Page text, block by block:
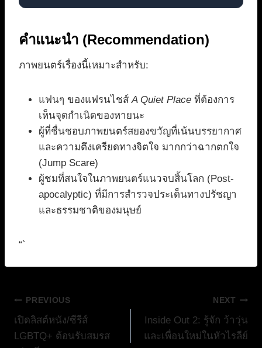
คำแนะนำ (Recommendation)
ภาพยนตร์เรื่องนี้เหมาะสำหรับ:
แฟนๆ ของแฟรนไชส์A Quiet Place ที่ต้องการ
เห็นจุดกำเนิดของหายนะ
ผู้ที่ชื่นชอบภาพยนตร์สยองขวัญที่เน้นบรรยากาศ
และความตึงเครียดทางจิตใจ มากกว่าฉากตกใจ
(Jump Scare)
ผู้ชมที่สนใจในภาพยนตร์แนวจบสิ้นโลก (Post-
apocalyptic) ที่มีการสำรวจประเด็นทางปรัชญา
และธรรมชาติของมนุษย์
“`
แนะแนว
เรื่อง
PREVIOUS
เปิดลิสต์หนัง/ซีรีส์
LGBTQ+ ต้อนรับสมรส
NEXT
Inside Out 2: รู้จัก ว้าวุ่น
และเพื่อนใหม่ในหัวไรลีย์